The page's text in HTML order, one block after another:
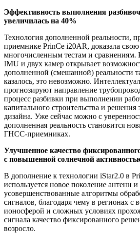
Эффективность выполнения
увеличилась на 40%
Технология дополненной реальности,
приемнике PrinCe i20AR, доказала
многочисленным тестам и
IMU и двух камер открывает
дополненной (смешанной) реальности
казалось, это невозможно.
прогнозируют направление
процесс разбивки при выполнении
капитального строительства и решения
дизайна. Уже сейчас можно с
дополненная реальность становится
ГНСС-приемниках.
Улучшенное качество
с повышенной солнечной
В дополнение к технологии iStar2.0 в
используется новое поколение антенн и
усовершенствованные алгоритмы
сигналов, благодаря чему в регионах с
ионосферой и сложных условиях
сигнала качество фиксированного
возросло.